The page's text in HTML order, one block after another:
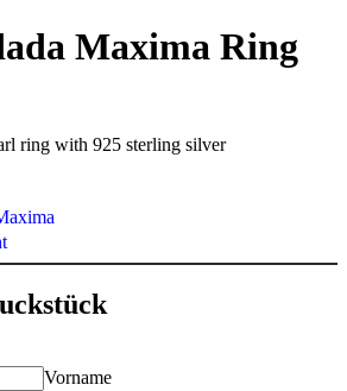
Maxima Ring
ring with 925 sterling silver
Vorname